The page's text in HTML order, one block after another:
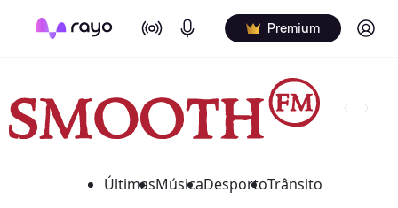
On Air Podcasts Premium Log in
ÚltimasMúsicaDesportoTrânsito